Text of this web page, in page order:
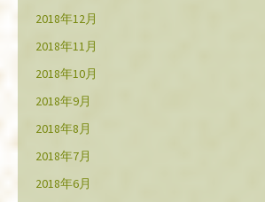
2018年12月
2018年11月
2018年10月
2018年9月
2018年8月
2018年7月
2018年6月